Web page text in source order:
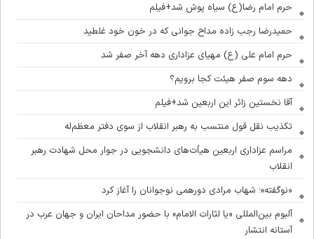
حرم امام رضا(ع) سیاه پوش شد+فیلم
حمیدرضا رجب زاده مداح جوانی که در خون خود غلطید
حرم امام علی (ع) مهیای عزاداری دهه آخر صفر شد
دهه سوم صفر هیئت کجا برویم؟
آقا نخستین زائر این اربعین شد+فیلم
تکذیب نقل قول منتسب به رهبر انقلاب از سوی دفتر معظم‌له
مراسم عزاداری اربعین هیأت‌های دانشجویی در جوار محل شهادت رهبر
انقلاب
«نوگفته»؛ شهاب مرادی دورهمی نوجوانان را آغاز کرد
آلبوم بین‌المللی «یا لثارات الامام» با حضور مداحان ایران و جهان عرب در
آستانه انتشار